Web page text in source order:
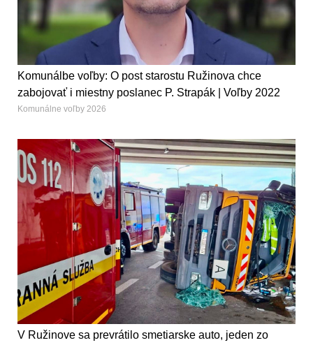
Komunálbe voľby: O post starostu Ružinova chce
zabojovať i miestny poslanec P. Strapák | Voľby 2022
Komunálne voľby 2026
V Ružinove sa prevrátilo smetiarske auto, jeden zo